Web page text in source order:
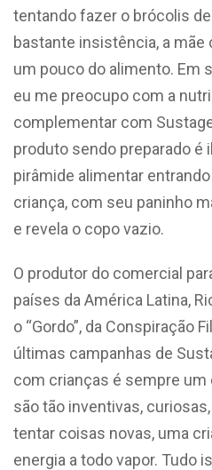
tentando fazer o brócolis
bastante insistência, a
um pouco do alimento. Em
eu me preocupo com a
complementar com
produto sendo preparado é
pirâmide alimentar entrando
criança, com seu paninho
e revela o copo vazio.
O produtor do comercial
países da América Latina,
o “Gordo”, da Conspiração
últimas campanhas de
com crianças é sempre um
são tão inventivas,
tentar coisas novas, uma
energia a todo vapor. Tudo